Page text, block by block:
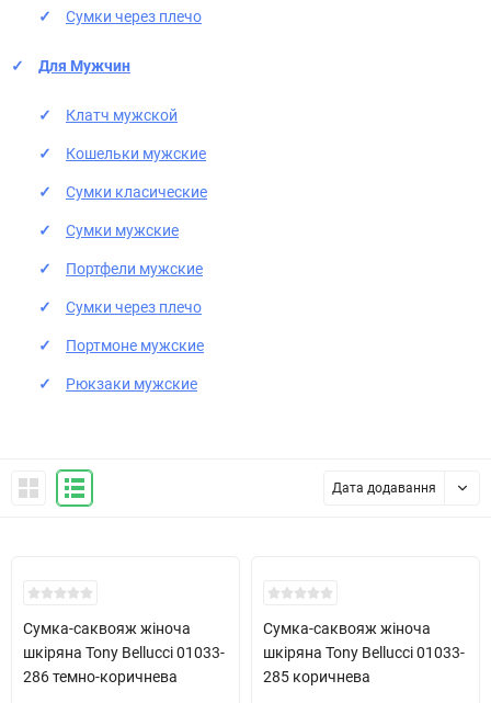
Сумки через плечо
Для Мужчин
Клатч мужской
Кошельки мужские
Сумки класические
Сумки мужские
Портфели мужские
Сумки через плечо
Портмоне мужские
Рюкзаки мужские
Дата додавання
Сумка-саквояж жіноча
шкіряна Tony Bellucci 01033-
286 темно-коричнева
Хіт!
Сумка-саквояж жіноча
шкіряна Tony Bellucci 01033-
285 коричнева